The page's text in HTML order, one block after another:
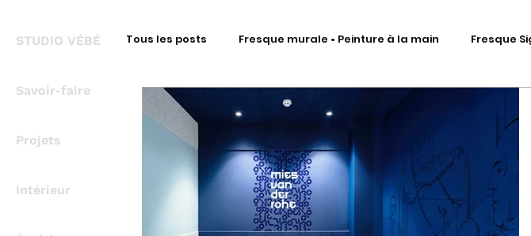
STUDIO VÉBÉ
Savoir-faire
Projets
Intérieur
Tous les posts Fresque murale • Peinture à la main Fresque
Fresque Signalétique • Intérieur
Fresque Signalétique • Covering Fresque Signalétique •
Fresque métal • Découpe à la forme Scénographie